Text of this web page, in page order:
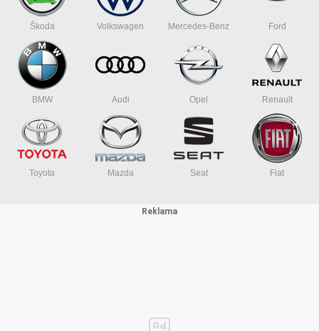
Škoda Volkswagen Mercedes-Benz Ford
BMW Audi Opel Renault
Toyota Mazda Seat Fiat